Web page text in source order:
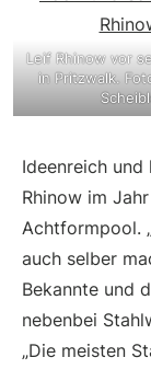
Leif Rhinow vor
in Pritzwalk.
Ideenreich
Rhinow im
Achtformpool.
auch selber
Bekannte und
nebenbei
„Die meisten